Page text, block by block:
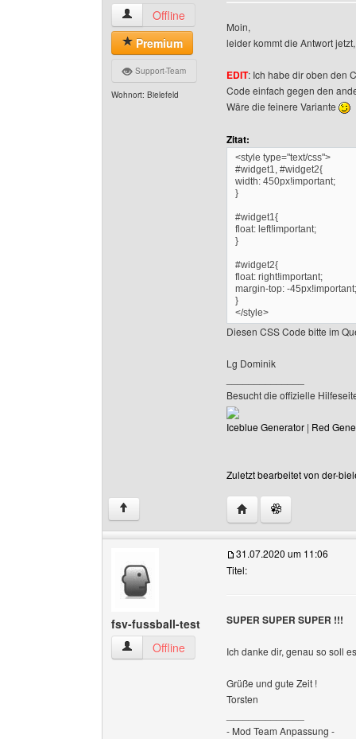
der-bielefeld-club Benutzer-Profile anzeigen
Offline
Premium
Support-Team
Wohnort: Bielefeld
Moin,
leider kommt die Antwort
EDIT: Ich habe dir oben den
Code einfach gegen den
Wäre die feinere Variante
Zitat:
<style type="text/css">
#widget1, #widget2{
width: 450px!important;
}
#widget1{
float: left!important;
}
#widget2{
float: right!important;
margin-top: -45px!important;
}
</style>
Diesen CSS Code bitte im
Lg Dominik
Besucht die offizielle
Iceblue Generator | Red
Zuletzt bearbeitet von der-
↑ Website dieses
fsv-fussball-test
fsv-fussball-test Benutzer-Profile anzeigen
Offline
31.07.2020 um 11:06
Titel:
SUPER SUPER SUPER !!!
Ich danke dir, genau so soll
Grüße und gute Zeit !
Torsten
- Mod Team Anpassung -